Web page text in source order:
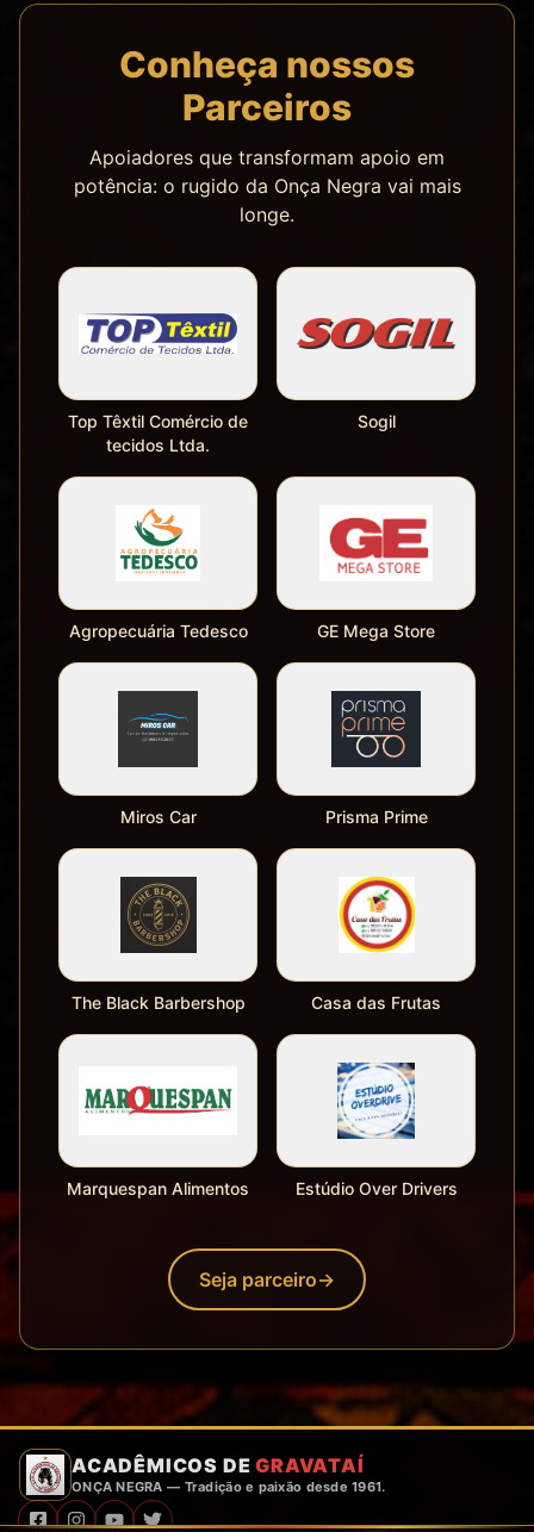
Conheça nossos
Parceiros
Apoiadores que transformam apoio em
potência: o rugido da Onça Negra vai mais
longe.
Top Têxtil Comércio de
tecidos Ltda.
Sogil
Agropecuária Tedesco GE Mega Store
Miros Car Prisma Prime
The Black Barbershop Casa das Frutas
Marquespan Alimentos Estúdio Over Drivers
Seja parceiro→
ACADÊMICOS DE GRAVATAÍ
ONÇA NEGRA — Tradição e paixão desde 1961.
Redes Sociais